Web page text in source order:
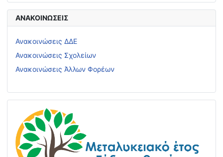
ΑΝΑΚΟΙΝΩΣΕΙΣ
Ανακοινώσεις ΔΔΕ
Ανακοινώσεις Σχολείων
Ανακοινώσεις Άλλων Φορέων